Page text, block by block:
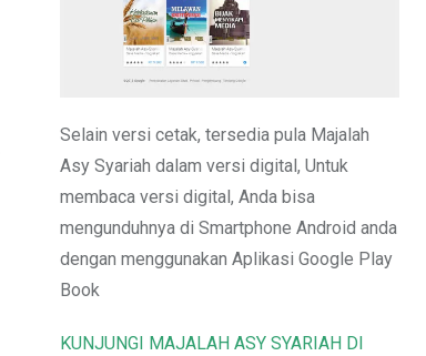
Selain versi cetak, tersedia pula Majalah
Asy Syariah dalam versi digital, Untuk
membaca versi digital, Anda bisa
mengunduhnya di Smartphone Android anda
dengan menggunakan Aplikasi Google Play
Book
KUNJUNGI MAJALAH ASY SYARIAH DI